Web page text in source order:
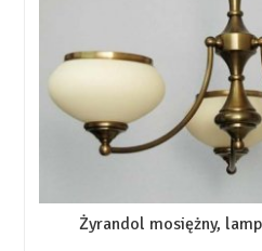
Żyrandol mosiężny,